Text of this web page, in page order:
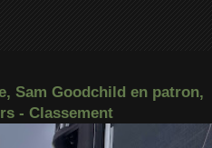
Sam Goodchild en patron,
- Classement